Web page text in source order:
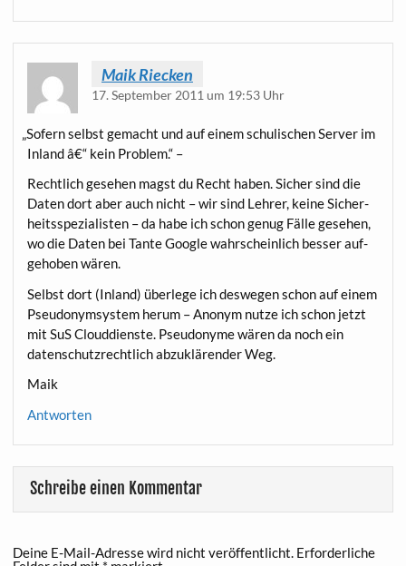
Maik Riecken
17. September 2011 um 19:53 Uhr
„Sofern selbst gemacht und auf einem schu­li­schen Ser­ver im
Inland â€“ kein Problem.“ –
Recht­lich gese­hen magst du Recht haben. Sicher sind die
Daten dort aber auch nicht – wir sind Leh­rer, kei­ne Sicher­
heits­spe­zia­lis­ten – da habe ich schon genug Fäl­le gese­hen,
wo die Daten bei Tan­te Goog­le wahr­schein­lich bes­ser auf­
ge­ho­ben wären.
Selbst dort (Inland) über­le­ge ich des­we­gen schon auf einem
Pseud­onym­sys­tem her­um – Anonym nut­ze ich schon jetzt
mit SuS Cloud­diens­te. Pseud­ony­me wären da noch ein
daten­schutz­recht­lich abzu­klä­ren­der Weg.
Maik
Antworten
Schreibe einen Kommentar
Deine E-Mail-Adresse wird nicht veröffentlicht. Erforderliche